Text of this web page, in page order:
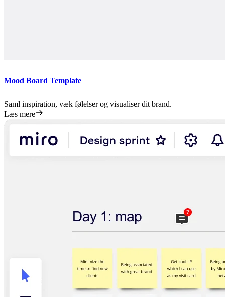
Mood Board Template
Saml inspiration, væk følelser og visualiser dit brand.
Læs mere